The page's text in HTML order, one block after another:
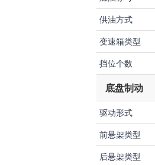
供油方式
变速箱类型
挡位个数
底盘制动
驱动形式
前悬架类型
后悬架类型